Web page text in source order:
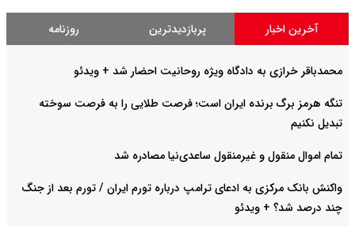
آخرین اخبار پربازدیدترین روزنامه
محمدباقر خرازی به دادگاه ویژه روحانیت احضار شد + ویدئو
تنگه هرمز برگ برنده ایران است؛ فرصت طلایی را به فرصت سوخته
تبدیل نکنیم
تمام اموال منقول و غیرمنقول ساعدی‌نیا مصادره شد
واکنش بانک مرکزی به ادعای ترامپ درباره تورم ایران / تورم بعد از جنگ
چند درصد شد؟ + ویدئو